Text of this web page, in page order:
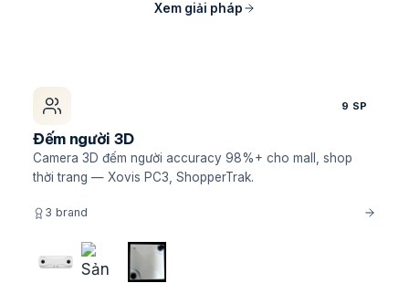
Xem giải pháp
9 SP
Đếm người 3D
Camera 3D đếm người accuracy 98%+ cho mall, shop
thời trang — Xovis PC3, ShopperTrak.
3 brand